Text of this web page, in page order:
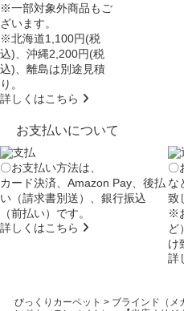
※一部対象外商品もご
ざいます。
※北海道1,100円(税
込)、沖縄2,200円(税
込)、離島は別途見積
り。
詳しくはこちら
お支払いについて
〇お支払い方法は、
カード決済、Amazon Pay、後払
い（請求書別送）、銀行振込
（前払い）です。
詳しくはこちら
〇
な
致
※
ど
け
詳
びっくりカーペット > ブラインド（メ